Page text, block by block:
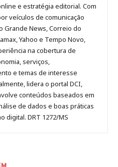
Instagram
FacebookMalagolini
e estratégia editorial. Com
veículos de comunicação
Grande News, Correio do
Yahoo e Tempo Novo,
na cobertura de
serviços,
e temas de interesse
lidera o portal DCI,
conteúdos baseados em
de dados e boas práticas
digital. DRT 1272/MS